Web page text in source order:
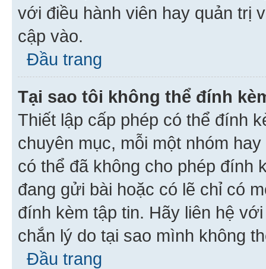
với điều hành viên hay quản trị
cập vào.
Đầu trang
Tại sao tôi không thể đính
Thiết lập cấp phép có thể đính
chuyên mục, mỗi một nhóm
có thể đã không cho phép đính
đang gửi bài hoặc có lẽ chỉ có
đính kèm tập tin. Hãy liên hệ
chắn lý do tại sao mình không
Đầu trang